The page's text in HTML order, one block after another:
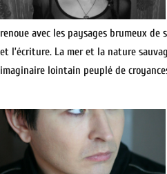
renoue avec les paysages brumeux
et l’écriture. La mer et la nature
imaginaire lointain peuplé de